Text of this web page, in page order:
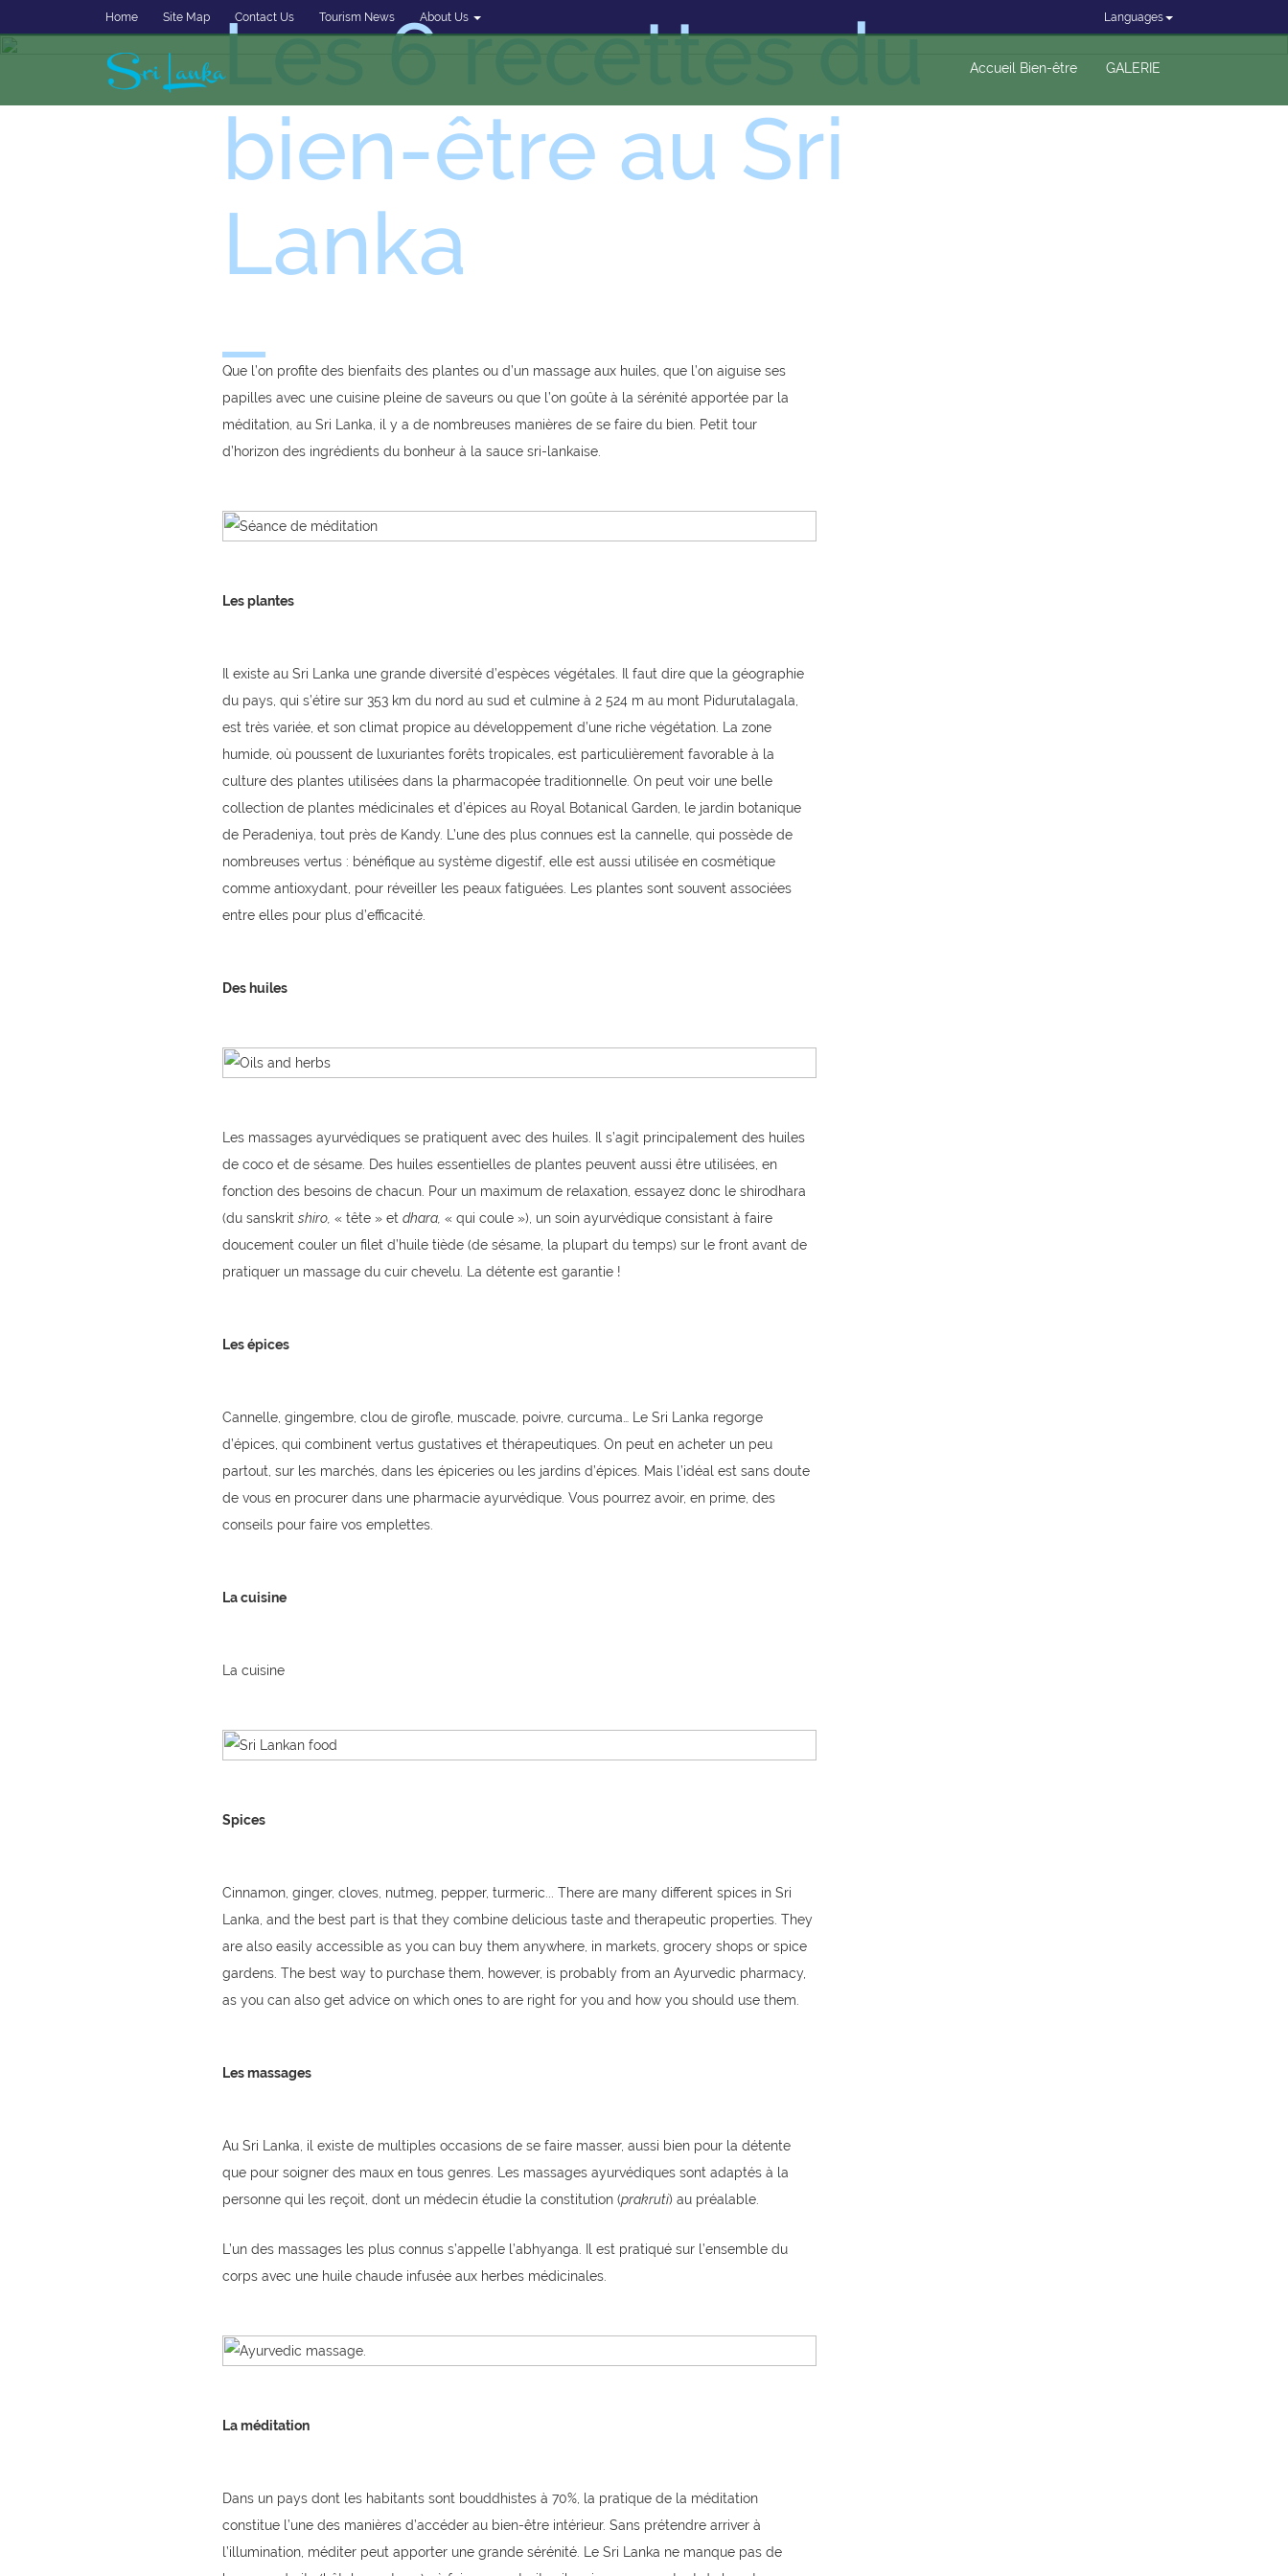
Home Site Map Contact Us Tourism News About Us Languages
Accueil Bien-être GALERIE
Les 6 recettes du
bien-être au Sri
Lanka
Que l’on profite des bienfaits des plantes ou d’un massage aux huiles, que l’on aiguise ses
papilles avec une cuisine pleine de saveurs ou que l’on goûte à la sérénité apportée par la
méditation, au Sri Lanka, il y a de nombreuses manières de se faire du bien. Petit tour
d’horizon des ingrédients du bonheur à la sauce sri-lankaise.
Les plantes
Il existe au Sri Lanka une grande diversité d’espèces végétales. Il faut dire que la géographie
du pays, qui s’étire sur 353 km du nord au sud et culmine à 2 524 m au mont Pidurutalagala,
est très variée, et son climat propice au développement d’une riche végétation. La zone
humide, où poussent de luxuriantes forêts tropicales, est particulièrement favorable à la
culture des plantes utilisées dans la pharmacopée traditionnelle. On peut voir une belle
collection de plantes médicinales et d’épices au Royal Botanical Garden, le jardin botanique
de Peradeniya, tout près de Kandy. L’une des plus connues est la cannelle, qui possède de
nombreuses vertus : bénéfique au système digestif, elle est aussi utilisée en cosmétique
comme antioxydant, pour réveiller les peaux fatiguées. Les plantes sont souvent associées
entre elles pour plus d’efficacité.
Des huiles
Les massages ayurvédiques se pratiquent avec des huiles. Il s’agit principalement des huiles
de coco et de sésame. Des huiles essentielles de plantes peuvent aussi être utilisées, en
fonction des besoins de chacun. Pour un maximum de relaxation, essayez donc le shirodhara
(du sanskrit shiro, « tête » et dhara, « qui coule »), un soin ayurvédique consistant à faire
doucement couler un filet d’huile tiède (de sésame, la plupart du temps) sur le front avant de
pratiquer un massage du cuir chevelu. La détente est garantie !
Les épices
Cannelle, gingembre, clou de girofle, muscade, poivre, curcuma… Le Sri Lanka regorge
d’épices, qui combinent vertus gustatives et thérapeutiques. On peut en acheter un peu
partout, sur les marchés, dans les épiceries ou les jardins d’épices. Mais l’idéal est sans doute
de vous en procurer dans une pharmacie ayurvédique. Vous pourrez avoir, en prime, des
conseils pour faire vos emplettes.
La cuisine
La cuisine
Spices
Cinnamon, ginger, cloves, nutmeg, pepper, turmeric... There are many different spices in Sri
Lanka, and the best part is that they combine delicious taste and therapeutic properties. They
are also easily accessible as you can buy them anywhere, in markets, grocery shops or spice
gardens. The best way to purchase them, however, is probably from an Ayurvedic pharmacy,
as you can also get advice on which ones to are right for you and how you should use them.
Les massages
Au Sri Lanka, il existe de multiples occasions de se faire masser, aussi bien pour la détente
que pour soigner des maux en tous genres. Les massages ayurvédiques sont adaptés à la
personne qui les reçoit, dont un médecin étudie la constitution (prakruti) au préalable.
L’un des massages les plus connus s’appelle l’abhyanga. Il est pratiqué sur l’ensemble du
corps avec une huile chaude infusée aux herbes médicinales.
La méditation
Dans un pays dont les habitants sont bouddhistes à 70%, la pratique de la méditation
constitue l’une des manières d’accéder au bien-être intérieur. Sans prétendre arriver à
l’illumination, méditer peut apporter une grande sérénité. Le Sri Lanka ne manque pas de